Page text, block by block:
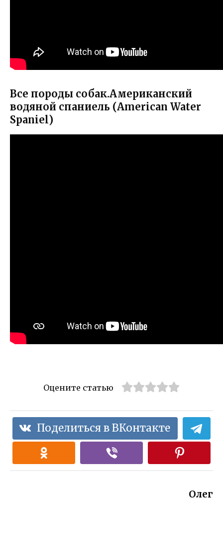
Все породы собак.Американский
водяной спаниель (American Water
Spaniel)
Оцените статью
Поделиться в ВКонтакте
Олег